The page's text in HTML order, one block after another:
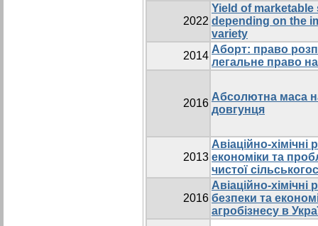
2022
Yield of
depending on the
variety
2014
Аборт: право
легальне право
2016
Абсолютна маса
довгунця
2013
Авіаційно-
економіки та
чистої
2016
Авіаційно-
безпеки та
агробізнесу в